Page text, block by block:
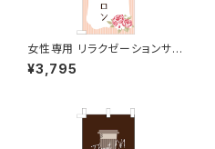
女性専用 リラクゼーションサロ
ン ピンク のぼり旗
¥3,795